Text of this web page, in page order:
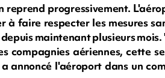
progressivement.
à faire respecter les mesures
maintenant plusieurs
compagnies aériennes, cette
annoncé l'aéroport dans un